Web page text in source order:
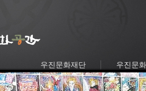
우진문화재단 우진문